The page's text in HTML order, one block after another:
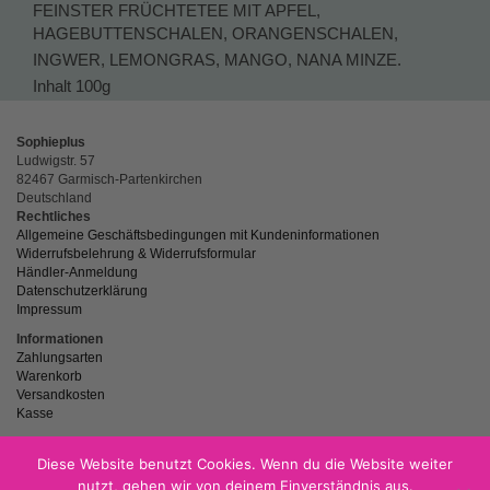
FEINSTER FRÜCHTETEE MIT APFEL,
HAGEBUTTENSCHALEN, ORANGENSCHALEN,
INGWER, LEMONGRAS, MANGO, NANA MINZE.
Inhalt 100g
Sophieplus
Ludwigstr. 57
82467 Garmisch-Partenkirchen
Deutschland
Rechtliches
Allgemeine Geschäftsbedingungen mit Kundeninformationen
Widerrufsbelehrung & Widerrufsformular
Händler-Anmeldung
Datenschutzerklärung
Impressum
Informationen
Zahlungsarten
Warenkorb
Versandkosten
Kasse
Diese Website benutzt Cookies. Wenn du die Website weiter
nutzt, gehen wir von deinem Einverständnis aus.